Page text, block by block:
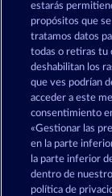
Frooty Troupe
estarás
propósitos que
tratamos datos
todas o retiras tu
deshabilitan los
que ves podrían
acceder a este
consentimiento
«Gestionar las
en la parte
la parte inferior
dentro de
política de